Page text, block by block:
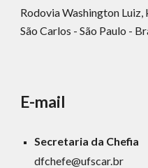
Rodovia Washington Luiz,
São Carlos - São Paulo -
E-mail
Secretaria da Chefia
dfchefe@ufscar.br